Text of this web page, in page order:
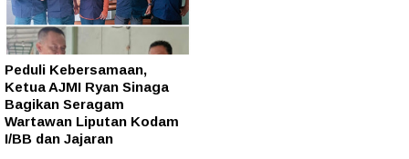
Peduli Kebersamaan,
Ketua AJMI Ryan Sinaga
Bagikan Seragam
Wartawan Liputan Kodam
I/BB dan Jajaran